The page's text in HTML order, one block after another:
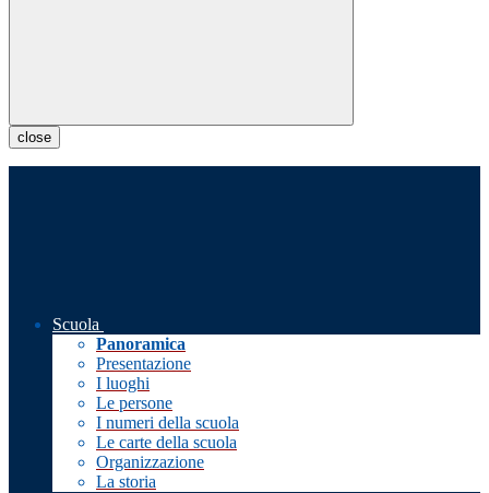
close
Scuola
Panoramica
Presentazione
I luoghi
Le persone
I numeri della scuola
Le carte della scuola
Organizzazione
La storia